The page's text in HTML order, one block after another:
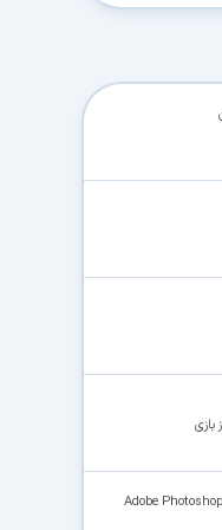
بازی
Adobe